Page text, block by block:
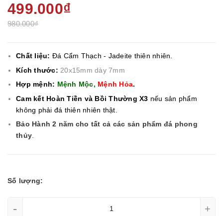
499.000₫
980.000₫
Chất liệu: Đá Cẩm Thạch - Jadeite thiên nhiên.
Kích thước: 20x15mm dày 7mm
Hợp mệnh: Mệnh Mộc, Mệnh Hỏa.
Cam kết Hoàn Tiền và Bồi Thường X3 nếu sản phẩm
không phải đá thiên nhiên thật.
Bảo Hành 2 năm cho tất cả các sản phẩm đá phong
thủy.
Số lượng:
- +